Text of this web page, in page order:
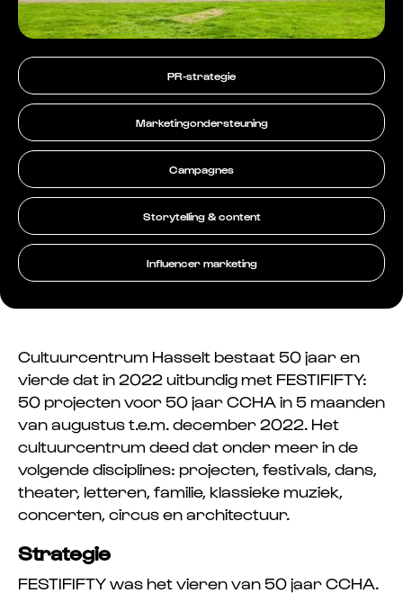
PR-strategie
Marketingondersteuning
Campagnes
Storytelling & content
Influencer marketing
Cultuurcentrum Hasselt bestaat 50 jaar en
vierde dat in 2022 uitbundig met FESTIFIFTY:
50 projecten voor 50 jaar CCHA in 5 maanden
van augustus t.e.m. december 2022. Het
cultuurcentrum deed dat onder meer in de
volgende disciplines: projecten, festivals, dans,
theater, letteren, familie, klassieke muziek,
concerten, circus en architectuur.
Strategie
FESTIFIFTY was het vieren van 50 jaar CCHA.